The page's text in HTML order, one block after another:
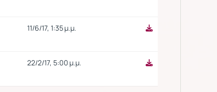
11/6/17, 1:35 μ.μ.
22/2/17, 5:00 μ.μ.